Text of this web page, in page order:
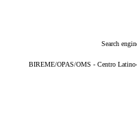
Search
BIREME/OPAS/OMS - Centro Latino-